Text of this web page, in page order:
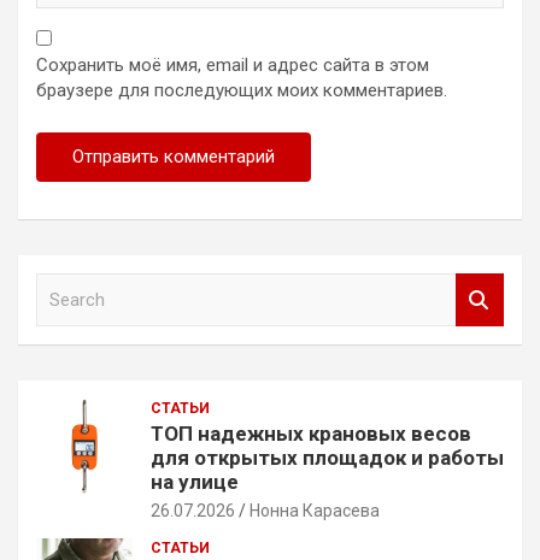
Сохранить моё имя, email и адрес сайта в этом
браузере для последующих моих комментариев.
СТАТЬИ
ТОП надежных крановых весов
для открытых площадок и работы
на улице
26.07.2026 Нонна Карасева
СТАТЬИ